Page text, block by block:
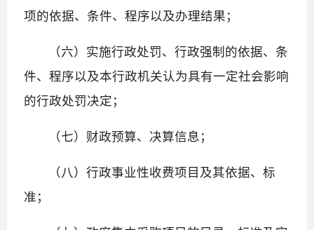
项的依据、条件、程序以及办理结果；
（六）实施行政处罚、行政强制的依据、条
件、程序以及本行政机关认为具有一定社会影响
的行政处罚决定；
（七）财政预算、决算信息；
（八）行政事业性收费项目及其依据、标
准；